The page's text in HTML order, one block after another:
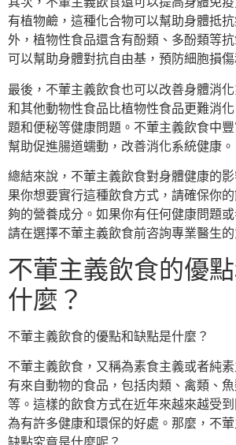
有植物鹼，這種化合物可以幫助身體抵
外，植物性食品還含有酚類、多酚類等
可以幫助身體對抗自由基，預防細胞損傷
最後，不葷主義飲食也可以改善身體消
和其他動物性食品比植物性食品更難消
題和便秘等健康問題。不葷主義飲食中
幫助促進腸道蠕動，改善消化系統健康。
總結來說，不葷主義飲食對身體健康的
果你想要實行這種飲食方式，請確保你
夠的營養成分。如果你有任何健康問題或
請在選擇不葷主義飲食前咨詢專業醫生的
不葷主義飲食的優
什麼？
不葷主義飲食的優點和缺點是什麼？
不葷主義飲食，又稱為素食主義或者純
有來自動物的食品，包括肉類、禽類、
等。這樣的飲食方式在近年來越來越受
為有許多健康和環保的好處。那麼，不
缺點究竟是什麼呢？